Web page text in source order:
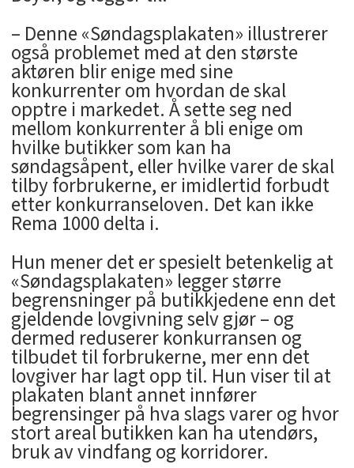
– Denne «Søndagsplakaten» illustrerer
også problemet med at den største
aktøren blir enige med sine
konkurrenter om hvordan de skal
opptre i markedet. Å sette seg ned
mellom konkurrenter å bli enige om
hvilke butikker som kan ha
søndagsåpent, eller hvilke varer de skal
tilby forbrukerne, er imidlertid forbudt
etter konkurranseloven. Det kan ikke
Rema 1000 delta i.
Hun mener det er spesielt betenkelig at
«Søndagsplakaten» legger større
begrensninger på butikkjedene enn det
gjeldende lovgivning selv gjør – og
dermed reduserer konkurransen og
tilbudet til forbrukerne, mer enn det
lovgiver har lagt opp til. Hun viser til at
plakaten blant annet innfører
begrensinger på hva slags varer og hvor
stort areal butikken kan ha utendørs,
bruk av vindfang og korridorer.